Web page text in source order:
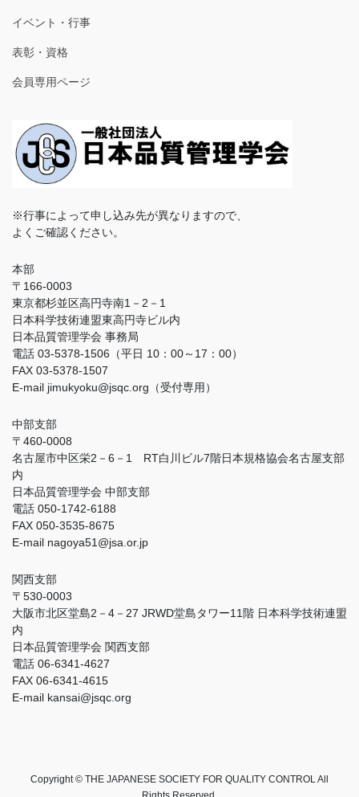
イベント・行事
表彰・資格
会員専用ページ
※行事によって申し込み先が異なりますので、
よくご確認ください。
本部
〒166-0003
東京都杉並区高円寺南1－2－1
日本科学技術連盟東高円寺ビル内
日本品質管理学会 事務局
電話 03-5378-1506（平日 10：00～17：00）
FAX 03-5378-1507
E-mail jimukyoku@jsqc.org（受付専用）
中部支部
〒460-0008
名古屋市中区栄2－6－1 RT白川ビル7階日本規格協会名古屋支部
内
日本品質管理学会 中部支部
電話 050-1742-6188
FAX 050-3535-8675
E-mail nagoya51@jsa.or.jp
関西支部
〒530-0003
大阪市北区堂島2－4－27 JRWD堂島タワー11階 日本科学技術連盟
内
日本品質管理学会 関西支部
電話 06-6341-4627
FAX 06-6341-4615
E-mail kansai@jsqc.org
Copyright © THE JAPANESE SOCIETY FOR QUALITY CONTROL All